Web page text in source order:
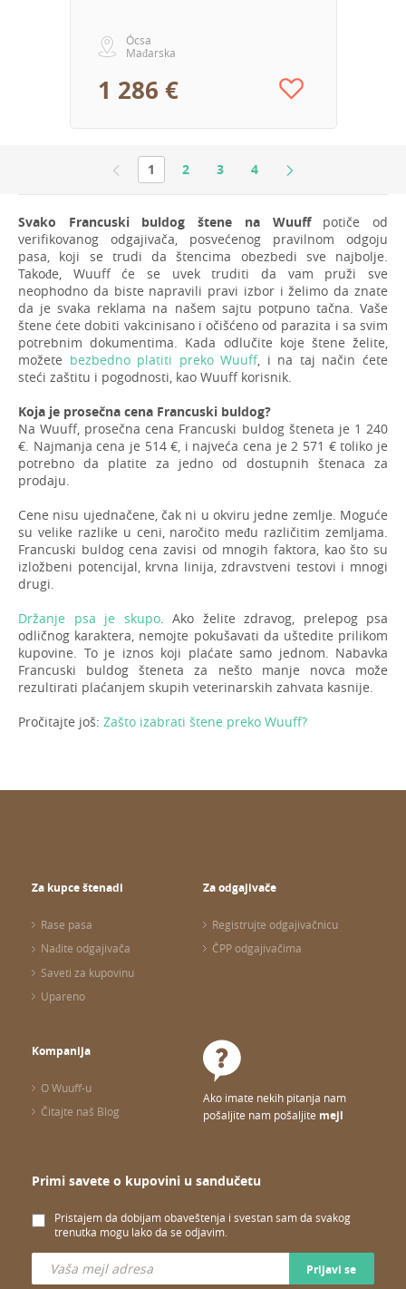
Ócsa
Mađarska
1 286 €
1 2 3 4
Svako Francuski buldog štene na Wuuffpotiče od
verifikovanog odgajivača, posvećenog pravilnom odgoju
pasa, koji se trudi da štencima obezbedi sve najbolje.
Takođe, Wuuff će se uvek truditi da vam pruži sve
neophodno da biste napravili pravi izbor i želimo da znate
da je svaka reklama na našem sajtu potpuno tačna. Vaše
štene ćete dobiti vakcinisano i očišćeno od parazita i sa svim
potrebnim dokumentima. Kada odlučite koje štene želite,
možete bezbedno platiti preko Wuuff, i na taj način ćete
steći zaštitu i pogodnosti, kao Wuuff korisnik.
Koja je prosečna cena Francuski buldog?
Na Wuuff, prosečna cena Francuski buldog šteneta je 1 240
€. Najmanja cena je 514 €, i najveća cena je 2 571 € toliko je
potrebno da platite za jedno od dostupnih štenaca za
prodaju.
Cene nisu ujednačene, čak ni u okviru jedne zemlje. Moguće
su velike razlike u ceni, naročito među različitim zemljama.
Francuski buldog cena zavisi od mnogih faktora, kao što su
izložbeni potencijal, krvna linija, zdravstveni testovi i mnogi
drugi.
Držanje psa je skupo. Ako želite zdravog, prelepog psa
odličnog karaktera, nemojte pokušavati da uštedite prilikom
kupovine. To je iznos koji plaćate samo jednom. Nabavka
Francuski buldog šteneta za nešto manje novca može
rezultirati plaćanjem skupih veterinarskih zahvata kasnije.
Pročitajte još: Zašto izabrati štene preko Wuuff?
Za kupce štenadi
Rase pasa
Nađite odgajivača
Saveti za kupovinu
Upareno
Za odgajivače
Registrujte odgajivačnicu
ČPP odgajivačima
Kompanija
O Wuuff-u
Čitajte naš Blog
Ako imate nekih pitanja nam
pošaljite nam pošaljite mejl
Primi savete o kupovini u sandučetu
Pristajem da dobijam obaveštenja i svestan sam da svakog
trenutka mogu lako da se odjavim.
Prijavi se